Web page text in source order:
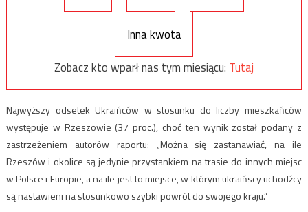
Inna kwota
Zobacz kto wparł nas tym miesiącu: Tutaj
Najwyższy odsetek Ukraińców w stosunku do liczby mieszkańców
występuje w Rzeszowie (37 proc.), choć ten wynik został podany z
zastrzeżeniem autorów raportu: „Można się zastanawiać, na ile
Rzeszów i okolice są jedynie przystankiem na trasie do innych miejsc
w Polsce i Europie, a na ile jest to miejsce, w którym ukraińscy uchodźcy
są nastawieni na stosunkowo szybki powrót do swojego kraju.”